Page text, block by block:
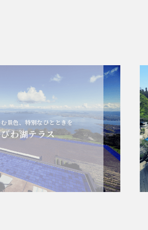
別なひとときを
テラス